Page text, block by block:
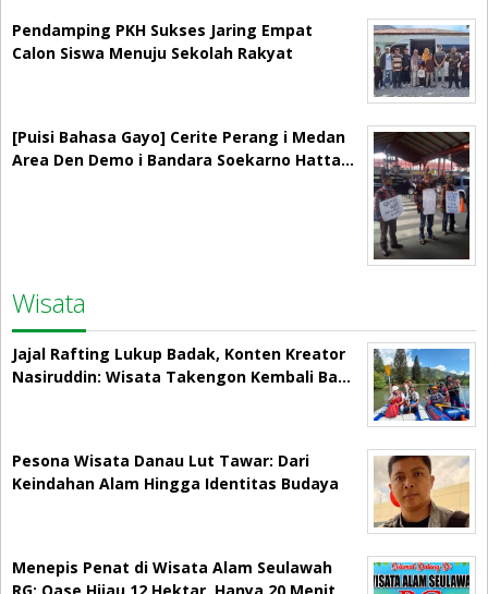
Pendamping PKH Sukses Jaring Empat
Calon Siswa Menuju Sekolah Rakyat
[Puisi Bahasa Gayo] Cerite Perang i Medan
Area Den Demo i Bandara Soekarno Hatta…
Wisata
Jajal Rafting Lukup Badak, Konten Kreator
Nasiruddin: Wisata Takengon Kembali Ba…
Pesona Wisata Danau Lut Tawar: Dari
Keindahan Alam Hingga Identitas Budaya
Menepis Penat di Wisata Alam Seulawah